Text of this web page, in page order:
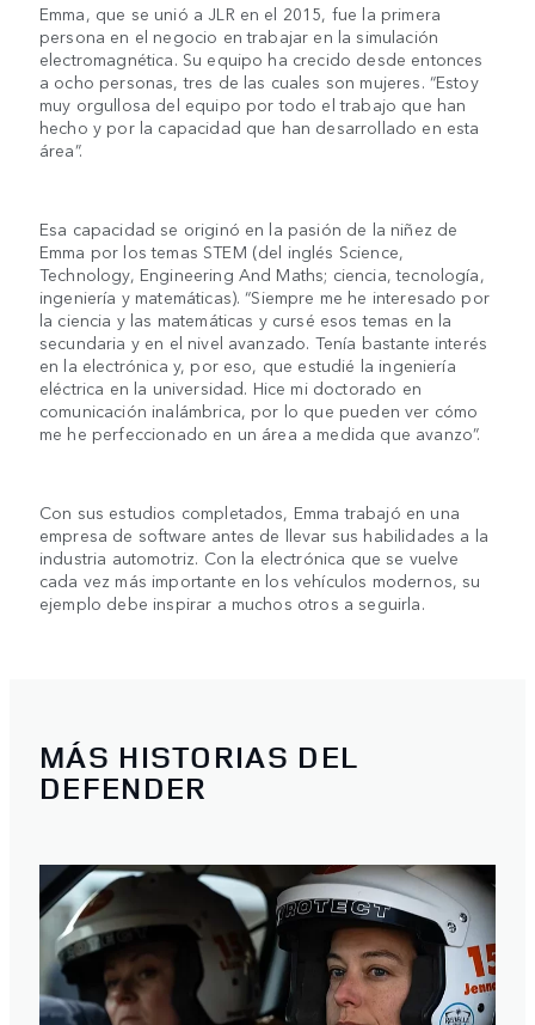
Emma, que se unió a JLR en el 2015, fue la primera
persona en el negocio en trabajar en la simulación
electromagnética. Su equipo ha crecido desde entonces
a ocho personas, tres de las cuales son mujeres. “Estoy
muy orgullosa del equipo por todo el trabajo que han
hecho y por la capacidad que han desarrollado en esta
área”.
Esa capacidad se originó en la pasión de la niñez de
Emma por los temas STEM (del inglés Science,
Technology, Engineering And Maths; ciencia, tecnología,
ingeniería y matemáticas). “Siempre me he interesado por
la ciencia y las matemáticas y cursé esos temas en la
secundaria y en el nivel avanzado. Tenía bastante interés
en la electrónica y, por eso, que estudié la ingeniería
eléctrica en la universidad. Hice mi doctorado en
comunicación inalámbrica, por lo que pueden ver cómo
me he perfeccionado en un área a medida que avanzo”.
Con sus estudios completados, Emma trabajó en una
empresa de software antes de llevar sus habilidades a la
industria automotriz. Con la electrónica que se vuelve
cada vez más importante en los vehículos modernos, su
ejemplo debe inspirar a muchos otros a seguirla.
MÁS HISTORIAS DEL
DEFENDER